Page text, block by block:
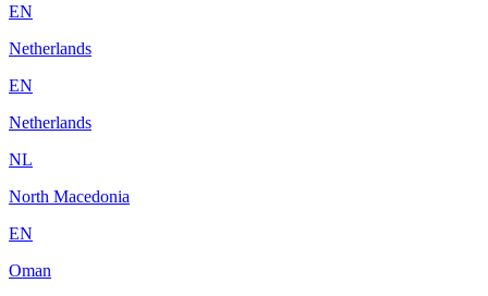
EN
Netherlands
EN
Netherlands
NL
North Macedonia
EN
Oman